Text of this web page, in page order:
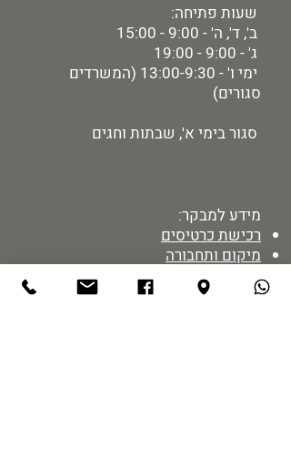
שעות פתיחה:
ב', ד', ה' - 9:00 - 15:00
ג' - 9:00 - 19:00
ימי ו' - 13:00-9:30 (המשרדים
סגורים)
סגור בימי א', שבתות וחגים
מידע למבקר:
רכישת כרטיסים
מיקום ותחבורה
הזמנת הדרכות
מדיניות אתר